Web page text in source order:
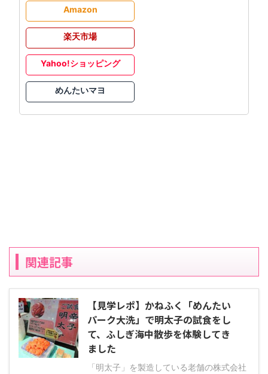
Amazon
楽天市場
Yahoo!ショッピング
めんたいマヨ
関連記事
【見学レポ】かねふく「めんたい
パーク大洗」で明太子の試食をし
て、ふしぎ海中散歩を体験してき
ました
「明太子」を製造している老舗の株式会社